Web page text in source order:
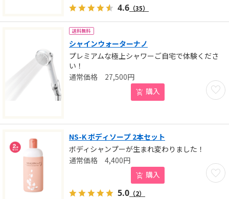
4.6 （35）
送料無料
シャインウォーターナノ
プレミアムな極上シャワーご自宅で体験くださ
い！
お気
27,500円
購入
NS-K ボディソープ 2本セット
ボディシャンプーが生まれ変わりました！
お気
4,400円
購入
5.0 （2）